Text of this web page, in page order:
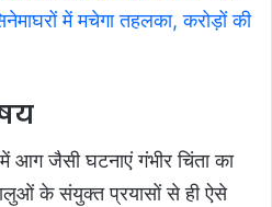
में मचेगा तहलका, करोड़ों की
जैसी घटनाएं गंभीर चिंता का
के संयुक्त प्रयासों से ही ऐसे